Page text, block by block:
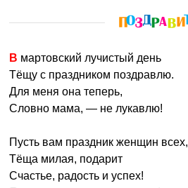
B мартовский лучистый день
Тёщу с праздником поздравлю.
Для меня она теперь,
Словно мама, — не лукавлю!
Пусть вам праздник женщин всех,
Тёща милая, подарит
Счастье, радость и успех!